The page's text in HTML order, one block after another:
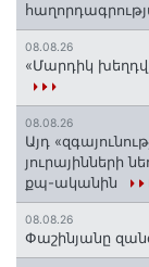
08.08.26
«Մարդիկ
08.08.26
Այդ
յուրայինների
քպ-ականին
08.08.26
Փաշինյանը